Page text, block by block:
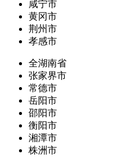
咸宁市
黄冈市
荆州市
孝感市
全湖南省
张家界市
常德市
岳阳市
邵阳市
衡阳市
湘潭市
株洲市